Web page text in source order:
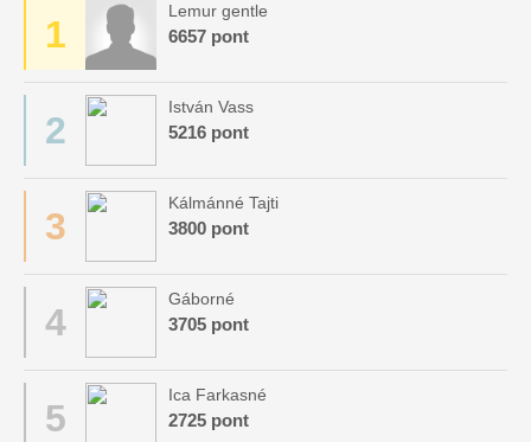
1
Lemur gentle
6657 pont
2
István Vass
5216 pont
3
Kálmánné Tajti
3800 pont
4
Gáborné
3705 pont
5
Ica Farkasné
2725 pont